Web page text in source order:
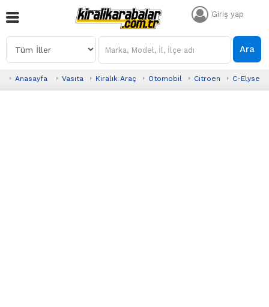
Giriş yap
Ara
Anasayfa Vasıta Kiralık Araç Otomobil Citroen C-Elysee